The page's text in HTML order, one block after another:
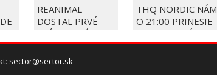
REANIMAL
DOSTAL PRVÉ
PRÍBEHOVÉ DLC
THE PRISONER
THQ NORDIC NÁM
O 21:00 PRINESIE
SVOJU VEĽKÚ
LETNÚ
sector@sector.sk